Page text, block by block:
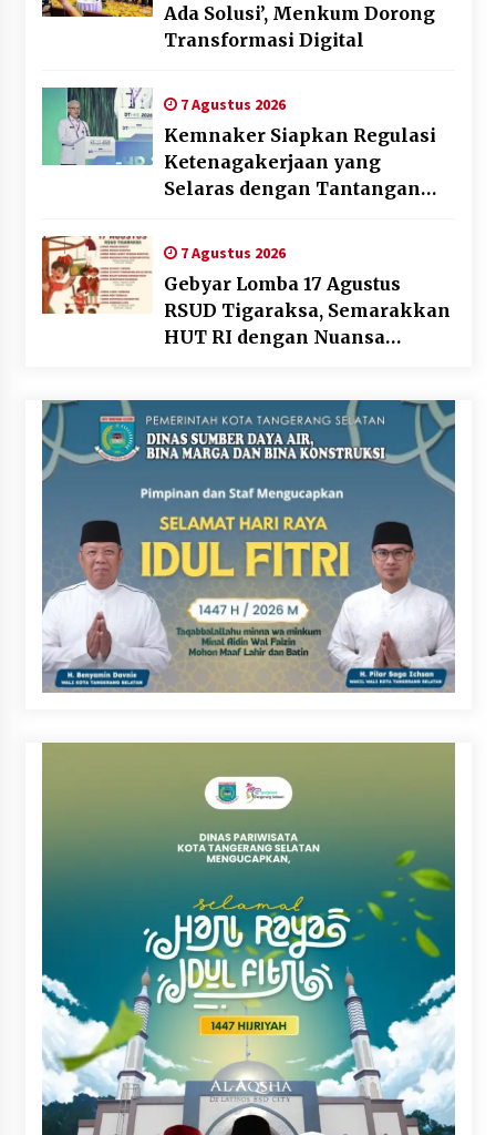
Ada Solusi’, Menkum Dorong
Transformasi Digital
7 Agustus 2026
Kemnaker Siapkan Regulasi
Ketenagakerjaan yang
Selaras dengan Tantangan
7 Agustus 2026
Gebyar Lomba 17 Agustus
RSUD Tigaraksa, Semarakkan
HUT RI dengan Nuansa